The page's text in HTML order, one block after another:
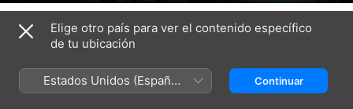
Temporada 1
Elige otro país para ver el contenido específico
de tu ubicación
Estados Unidos (Español
México)
Continuar